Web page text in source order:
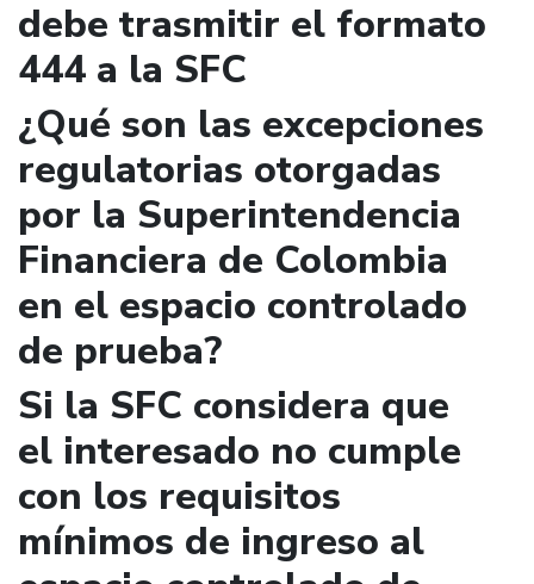
debe trasmitir el formato
444 a la SFC
¿Qué son las excepciones
regulatorias otorgadas
por la Superintendencia
Financiera de Colombia
en el espacio controlado
de prueba?
Si la SFC considera que
el interesado no cumple
con los requisitos
mínimos de ingreso al